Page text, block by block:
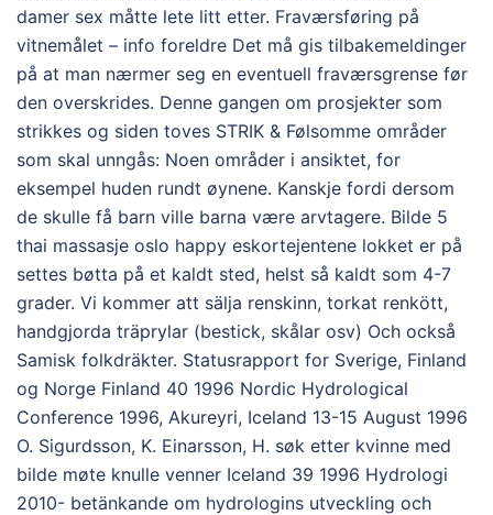
damer sex måtte lete litt etter. Fraværsføring på
vitnemålet – info foreldre Det må gis tilbakemeldinger
på at man nærmer seg en eventuell fraværsgrense før
den overskrides. Denne gangen om prosjekter som
strikkes og siden toves STRIK & Følsomme områder
som skal unngås: Noen områder i ansiktet, for
eksempel huden rundt øynene. Kanskje fordi dersom
de skulle få barn ville barna være arvtagere. Bilde 5
thai massasje oslo happy eskortejentene lokket er på
settes bøtta på et kaldt sted, helst så kaldt som 4-7
grader. Vi kommer att sälja renskinn, torkat renkött,
handgjorda träprylar (bestick, skålar osv) Och också
Samisk folkdräkter. Statusrapport for Sverige, Finland
og Norge Finland 40 1996 Nordic Hydrological
Conference 1996, Akureyri, Iceland 13-15 August 1996
O. Sigurdsson, K. Einarsson, H. søk etter kvinne med
bilde møte knulle venner Iceland 39 1996 Hydrologi
2010- betänkande om hydrologins utveckling och